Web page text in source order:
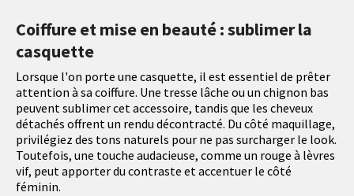
Coiffure et mise en beauté : sublimer la
casquette
Lorsque l'on porte une casquette, il est essentiel de prêter
attention à sa coiffure. Une tresse lâche ou un chignon bas
peuvent sublimer cet accessoire, tandis que les cheveux
détachés offrent un rendu décontracté. Du côté maquillage,
privilégiez des tons naturels pour ne pas surcharger le look.
Toutefois, une touche audacieuse, comme un rouge à lèvres
vif, peut apporter du contraste et accentuer le côté
féminin.